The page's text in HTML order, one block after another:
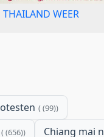
THAILAND WEER
(99)
(656) Chiang mai